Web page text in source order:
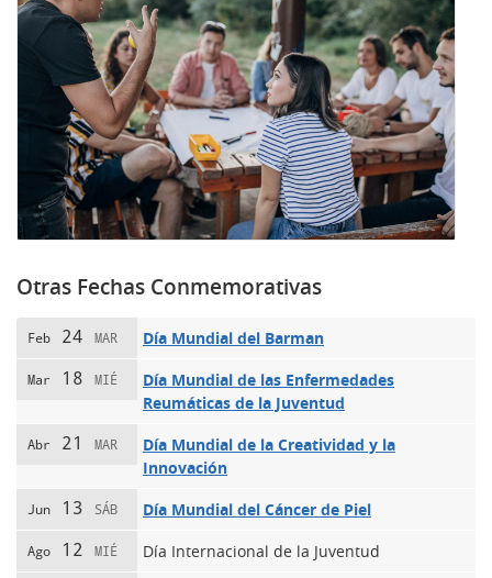
Otras Fechas Conmemorativas
Feb 24 MAR Día Mundial del Barman
Mar 18 MIÉ
Día Mundial de las Enfermedades
Reumáticas de la Juventud
Abr 21 MAR
Día Mundial de la Creatividad y la
Innovación
Jun 13 SÁB Día Mundial del Cáncer de Piel
Ago 12 MIÉ Día Internacional de la Juventud